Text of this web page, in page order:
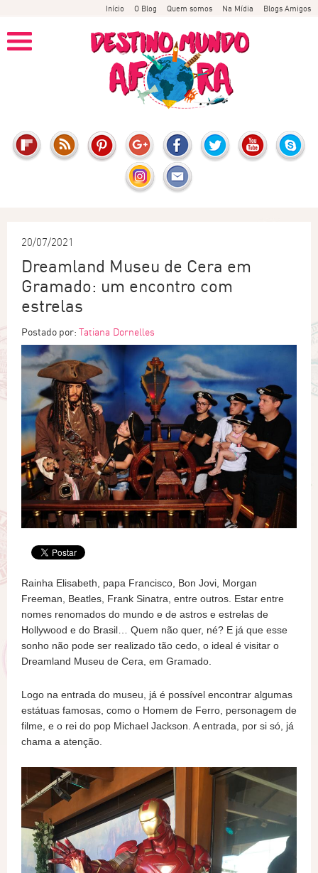
Início O Blog Quem somos Na Mídia Blogs Amigos
20/07/2021
Dreamland Museu de Cera em
Gramado: um encontro com
estrelas
Postado por: Tatiana Dornelles
Rainha Elisabeth, papa Francisco, Bon Jovi, Morgan
Freeman, Beatles, Frank Sinatra, entre outros. Estar entre
nomes renomados do mundo e de astros e estrelas de
Hollywood e do Brasil… Quem não quer, né? E já que esse
sonho não pode ser realizado tão cedo, o ideal é visitar o
Dreamland Museu de Cera, em Gramado.
Logo na entrada do museu, já é possível encontrar algumas
estátuas famosas, como o Homem de Ferro, personagem de
filme, e o rei do pop Michael Jackson. A entrada, por si só, já
chama a atenção.